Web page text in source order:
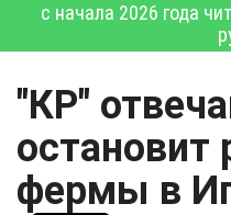
с начала 2026 года
"КР"
остановит
фермы в